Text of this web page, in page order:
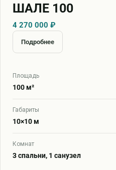
ШАЛЕ 100
4 270 000 ₽
Подробнее
Площадь
100 м²
Габариты
10×10 м
Комнат
3 спальни, 1 санузел